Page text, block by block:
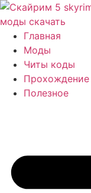
Перейти
к
содержимому
Главная
Моды
Читы коды
Прохождение
Полезное